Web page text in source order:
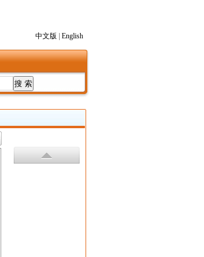
中文版 English